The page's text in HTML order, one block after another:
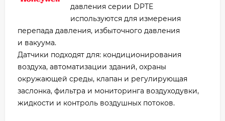
давления серии DPTE
используются для измерения
перепада давления, избыточного давления
и вакуума.
Датчики подходят для: кондиционирования
воздуха, автоматизации зданий, охраны
окружающей среды, клапан и регулирующая
заслонка, фильтра и мониторинга воздуходувки,
жидкости и контроль воздушных потоков.